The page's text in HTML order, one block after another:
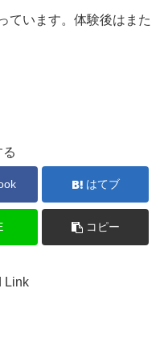
ています。体験後はまた
る
はてブ
コピー
Link